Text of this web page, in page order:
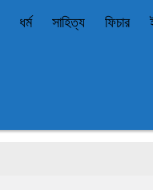
ধর্ম সাহিত্য ফিচার